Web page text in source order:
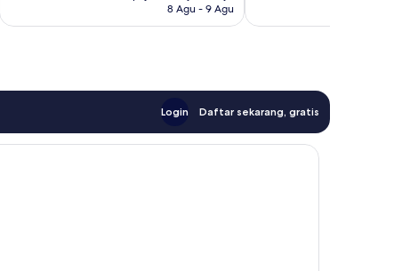
8 Agu - 9 Agu
Login Daftar sekarang, gratis